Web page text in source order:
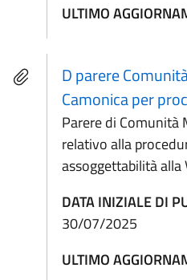
ULTIMO
D parere
Camonica per
Parere di Comunità
relativo alla
assoggettabilità alla
DATA INIZIALE DI
30/07/2025
ULTIMO